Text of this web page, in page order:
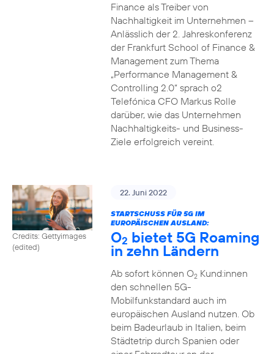
Finance als Treiber von
Nachhaltigkeit im Unternehmen –
Anlässlich der 2. Jahreskonferenz
der Frankfurt School of Finance &
Management zum Thema
„Performance Management &
Controlling 2.0“ sprach o2
Telefónica CFO Markus Rolle
darüber, wie das Unternehmen
Nachhaltigkeits- und Business-
Ziele erfolgreich vereint.
Credits: Gettyimages
(edited)
22. Juni 2022
STARTSCHUSS FÜR 5G IM
EUROPÄISCHEN AUSLAND:
O2 bietet 5G Roaming
in zehn Ländern
Ab sofort können O2Kund:innen
den schnellen 5G-
Mobilfunkstandard auch im
europäischen Ausland nutzen. Ob
beim Badeurlaub in Italien, beim
Städtetrip durch Spanien oder